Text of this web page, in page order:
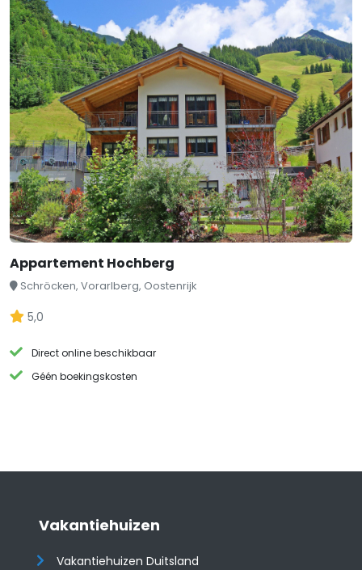
Appartement Hochberg
Schröcken, Vorarlberg, Oostenrijk
5,0
Direct online beschikbaar
Géén boekingskosten
Vakantiehuizen
Vakantiehuizen Duitsland